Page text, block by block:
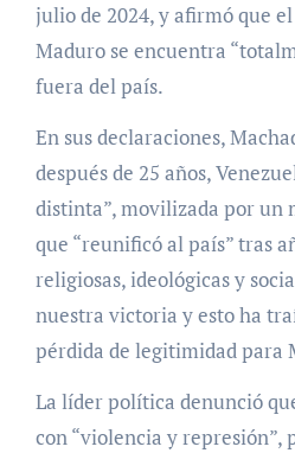
julio de 2024, y afirmó que
Maduro se encuentra
fuera del país.
En sus declaraciones,
después de 25 años,
distinta”, movilizada por un
que “reunificó al país” tras
religiosas, ideológicas y
nuestra victoria y esto ha
pérdida de legitimidad para
La líder política denunció
con “violencia y represión”,